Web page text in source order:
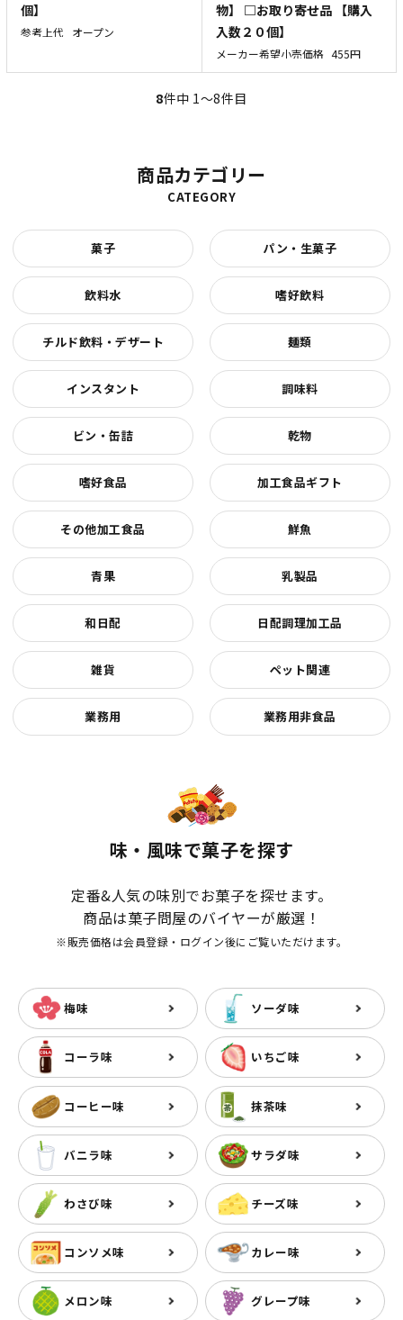
個】
参考上代 オープン
物】 □お取り寄せ品 【購入
入数２０個】
メーカー希望小売価格 455円
8件中 1〜8件目
商品カテゴリー
CATEGORY
菓子 パン・生菓子
飲料水 嗜好飲料
チルド飲料・デザート 麺類
インスタント 調味料
ビン・缶詰 乾物
嗜好食品 加工食品ギフト
その他加工食品 鮮魚
青果 乳製品
和日配 日配調理加工品
雑貨 ペット関連
業務用 業務用非食品
味・風味で菓子を探す
定番&人気の味別でお菓子を探せます。
商品は菓子問屋のバイヤーが厳選！
※販売価格は会員登録・ログイン後にご覧いただけます。
梅味 ソーダ味
コーラ味 いちご味
コーヒー味 抹茶味
バニラ味 サラダ味
わさび味 チーズ味
コンソメ味 カレー味
メロン味 グレープ味